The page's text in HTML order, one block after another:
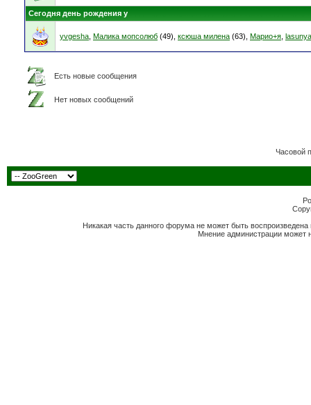
Сегодня день рождения у
yvgesha Малика мопсолюб (49), ксюша милена (63), Марио+я lasunya
Есть новые сообщения
Нет новых сообщений
Часовой
Никакая часть данного форума не может быть
Мнение администрации может